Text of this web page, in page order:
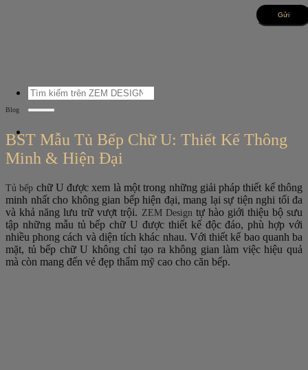
Tìm
kiếm:
Blog
BST Mẫu Tủ Bếp Chữ U: Thiết Kế Thông
Minh & Hiện Đại
Tủ bếp chữ U được xem là một trong những giải pháp thiết kế thông
minh nhất cho không gian bếp hiện đại, mang lại sự tiện nghi tối đa
và khả năng lưu trữ vượt trội. ZEM Design tự hào giới thiệu bộ sưu
tập những mẫu tủ bếp chữ U được thiết kế độc đáo, phù hợp với
nhiều phong cách và diện tích khác nhau. Với thiết kế bao quanh ba
mặt, tủ bếp chữ U không chỉ tạo ra không gian làm việc hiệu quả
mà còn mang đến vẻ đẹp thẩm mỹ cao cho căn bếp.